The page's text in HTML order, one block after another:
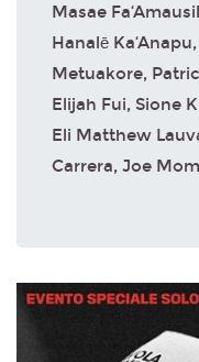
Masae
Hanalē
Metuakore,
Elijah Fui, Sione
Eli Matthew
Carrera, Joe